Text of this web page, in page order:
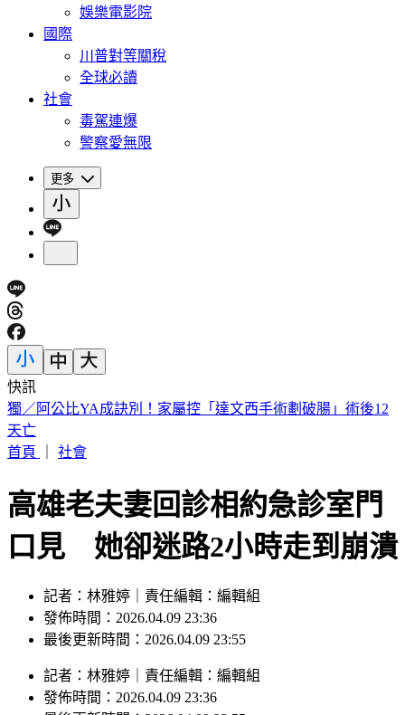
娛樂電影院
國際
川普對等關稅
全球必讀
社會
毒駕連爆
警察愛無限
更多
快訊
BLACKPINK慶10週年！Jisoo哭了 Lisa發聲
首頁
高雄老夫妻回診相約急診室門
口見 她卻迷路2小時走到崩潰
發佈時間：2026.04.09 23:36
最後更新時間：2026.04.09 23:55
發佈時間：2026.04.09 23:36
最後更新時間：2026.04.09 23:55